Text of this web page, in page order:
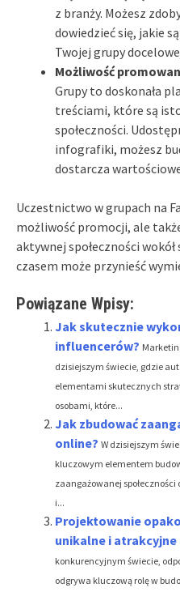
z branży. Możesz
dowiedzieć się, jakie
Twojej grupy
Możliwość
Grupy to doskonała
treściami, które są
społeczności.
infografiki, możesz
dostarcza
Uczestnictwo w grupach na
możliwość promocji, ale
aktywnej społeczności
czasem może przynieść
Powiązane Wpisy:
Jak skutecznie
influencerów?
dzisiejszym świecie, gdzie
elementami skutecznych
osobami, które...
Jak zbudować
online? W dzisiejszym
kluczowym elementem
zaangażowanej
i...
Projektowanie
unikalne i
konkurencyjnym świecie,
odgrywa kluczową rolę w